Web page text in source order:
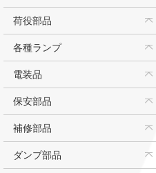
荷役部品
各種ランプ
電装品
保安部品
補修部品
ダンプ部品